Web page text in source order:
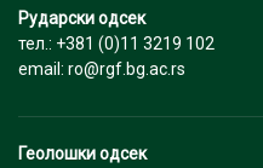
Рударски одсек
тел.: +381 (0)11 3219 102
email: ro@rgf.bg.ac.rs
Геолошки одсек